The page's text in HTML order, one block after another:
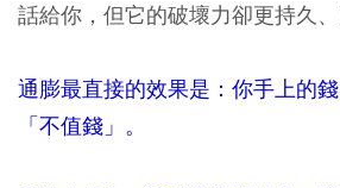
話給你，但它的破壞力卻更持久、
通膨最直接的效果是：你手上的
「不值錢」。